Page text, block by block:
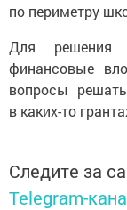
по периметру
Для решения
финансовые
вопросы
в каких-то
Следите за
Telegram-